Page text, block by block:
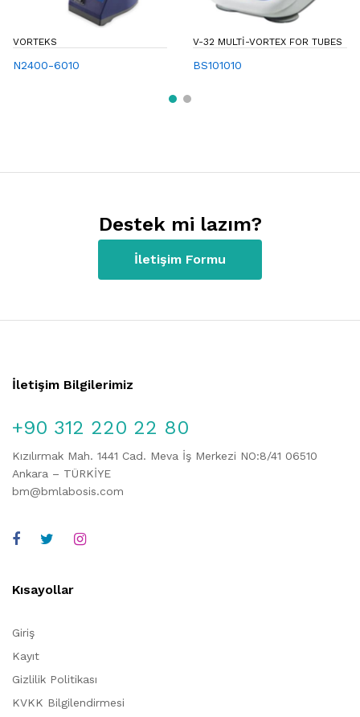
VORTEKS
N2400-6010
V-32 MULTI-VORTEX FOR TUBES
BS101010
Destek mi lazım?
İletişim Formu
İletişim Bilgilerimiz
+90 312 220 22 80
Kızılırmak Mah. 1441 Cad. Meva İş Merkezi NO:8/41 06510
Ankara – TÜRKİYE
bm@bmlabosis.com
Kısayollar
Giriş
Kayıt
Gizlilik Politikası
KVKK Bilgilendirmesi